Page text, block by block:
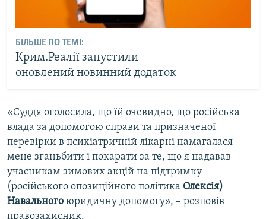
БІЛЬШЕ ПО ТЕМІ:
Крим.Реалії запустили
оновлений новинний додаток
«Суддя оголосила, що їй очевидно, що російська
влада за допомогою справи та призначеної
перевірки в психіатричній лікарні намагалася
мене зганьбити і покарати за те, що я надавав
учасникам зимових акцій на підтримку
(російського опозиційного політика Олексія)
Навального юридичну допомогу», – розповів
правозахисник.